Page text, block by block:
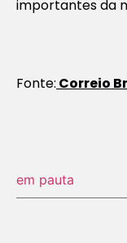
importantes da
Fonte: Correio
em pauta